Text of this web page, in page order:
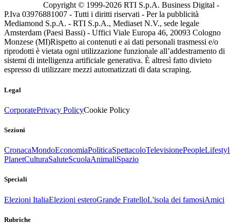
Copyright © 1999-2026 RTI S.p.A. Business Digital -
P.Iva 03976881007 - Tutti i diritti riservati - Per la pubblicità
Mediamond S.p.A. - RTI S.p.A., Mediaset N.V., sede legale
Amsterdam (Paesi Bassi) - Uffici Viale Europa 46, 20093 Cologno
Monzese (MI)Rispetto ai contenuti e ai dati personali trasmessi e/o
riprodotti è vietata ogni utilizzazione funzionale all’addestramento di
sistemi di intelligenza artificiale generativa. È altresì fatto divieto
espresso di utilizzare mezzi automatizzati di data scraping.
Legal
CorporatePrivacy PolicyCookie Policy
Sezioni
CronacaMondoEconomiaPoliticaSpettacoloTelevisionePeople
PlanetCulturaSaluteScuolaAnimaliSpazio
Speciali
Elezioni ItaliaElezioni esteroGrande FratelloL'isola dei famosiAmici
Rubriche